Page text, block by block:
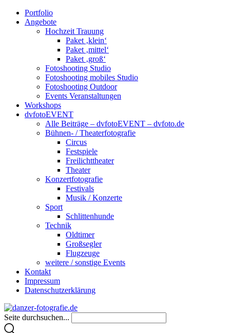
Portfolio
Angebote
Hochzeit Trauung
Paket ‚klein‘
Paket ‚mittel‘
Paket ‚groß‘
Fotoshooting Studio
Fotoshooting mobiles Studio
Fotoshooting Outdoor
Events Veranstaltungen
Workshops
dvfotoEVENT
Alle Beiträge – dvfotoEVENT – dvfoto.de
Bühnen- / Theaterfotografie
Circus
Festspiele
Freilichttheater
Theater
Konzertfotografie
Festivals
Musik / Konzerte
Sport
Schlittenhunde
Technik
Oldtimer
Großsegler
Flugzeuge
weitere / sonstige Events
Kontakt
Impressum
Datenschutzerklärung
Seite durchsuchen...